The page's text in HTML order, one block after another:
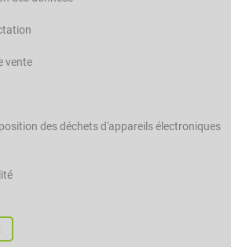
vente
des déchets d'appareils électroniques